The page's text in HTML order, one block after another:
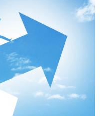
無料）
みフォーム